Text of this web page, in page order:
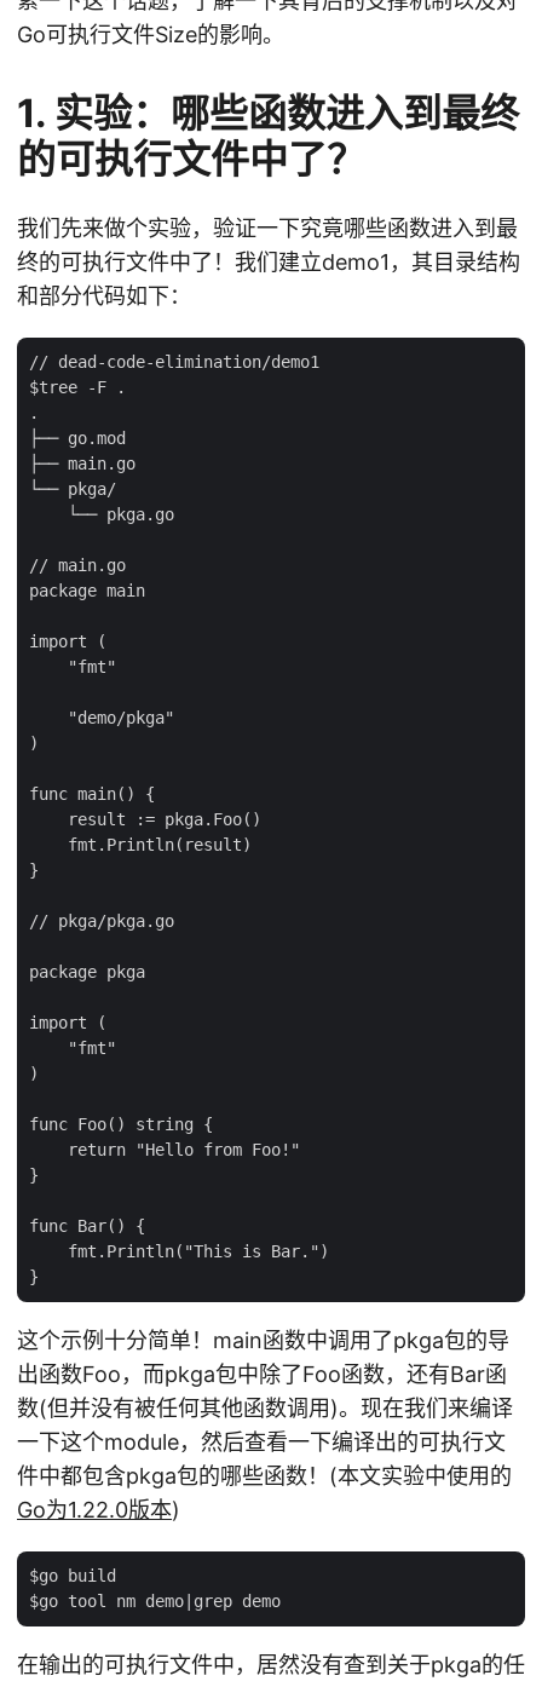
Go可执行文件Size的影响。
1. 实验：哪些函数进入到最终
的可执行文件中了？
我们先来做个实验，验证一下究竟哪些函数进入到最
终的可执行文件中了！我们建立demo1，其目录结构
和部分代码如下：
// dead-code-elimination/demo1
$tree -F .
.
├── go.mod
├── main.go
└── pkga/
    └── pkga.go
// main.go
package main
import (
    "fmt"
    "demo/pkga"
)
func main() {
    result := pkga.Foo()
    fmt.Println(result)
}
// pkga/pkga.go
package pkga
import (
    "fmt"
)
func Foo() string {
    return "Hello from Foo!"
}
func Bar() {
    fmt.Println("This is Bar.")
这个示例十分简单！main函数中调用了pkga包的导
出函数Foo，而pkga包中除了Foo函数，还有Bar函
数(但并没有被任何其他函数调用)。现在我们来编译
一下这个module，然后查看一下编译出的可执行文
件中都包含pkga包的哪些函数！(本文实验中使用的
Go为1.22.0版本)
$go build
在输出的可执行文件中，居然没有查到关于pkga的任